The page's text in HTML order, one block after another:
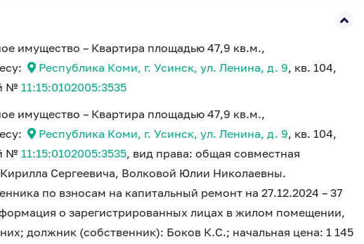
имущество – Квартира площадью 47,9 кв.м.,
Республика Коми, г. Усинск, ул. Ленина, д. 9, кв. 104,
№ 11:15:0102005:3535
имущество – Квартира площадью 47,9 кв.м.,
Республика Коми, г. Усинск, ул. Ленина, д. 9, кв. 104,
№ 11:15:0102005:3535, вид права: общая совместная
Сергеевича, Волковой Юлии Николаевны.
по взносам на капитальный ремонт на 27.12.2024 – 37
о зарегистрированных лицах в жилом помещении,
должник (собственник): Боков К.С.; начальная цена: 1 145